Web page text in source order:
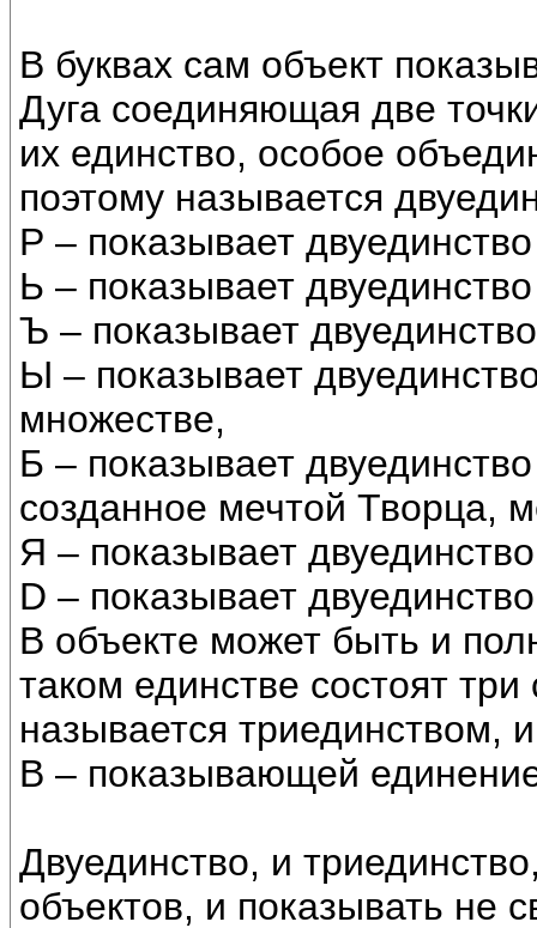
В буквах сам объект
Дуга соединяющая две
их единство, особое
поэтому называется
Р – показывает
Ь – показывает
Ъ – показывает
Ы – показывает
множестве,
Б – показывает
созданное мечтой Творца,
Я – показывает
D – показывает
В объекте может быть и
таком единстве состоят
называется триединством,
В – показывающей
Двуединство, и
объектов, и показывать не